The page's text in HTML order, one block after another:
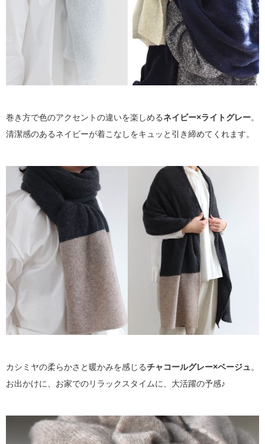
巻き方で色のアクセントの違いを楽しめるネイビー×ライトグレー。
清潔感のあるネイビーが着こなしをキュッと引き締めてくれます。
カシミヤの柔らかさと暖かみを感じるチャコールグレー×ベージュ 。
お出かけに、お家でのリラックスタイムに、大活躍の予感♪